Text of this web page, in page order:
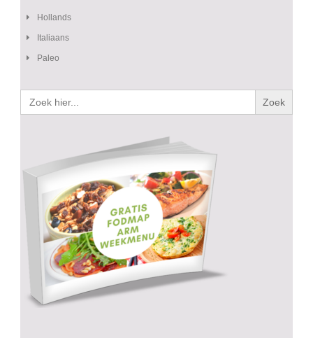
Hollands
Italiaans
Paleo
Zoek
naar: